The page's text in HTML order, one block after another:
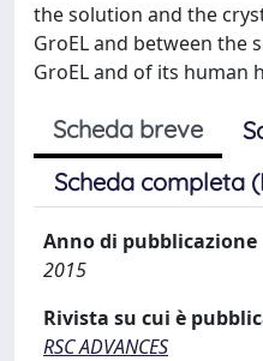
the solution and the
GroEL and between the
GroEL and of its human
Scheda breve
Scheda completa
Anno di pubblicazione
2015
Rivista su cui è
RSC ADVANCES